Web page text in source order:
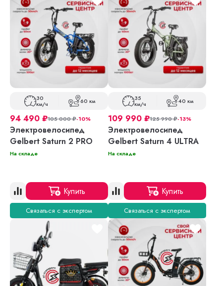
30
км/ч 60 км
94 490 ₽105 000₽-10%
Электровелосипед
Gelbert Saturn 2 PRO
На складе
Купить
Связаться с экспертом
35
км/ч 40 км
109 990 ₽125 990₽-13%
Электровелосипед
Gelbert Saturn 4 ULTRA
На складе
Купить
Связаться с экспертом